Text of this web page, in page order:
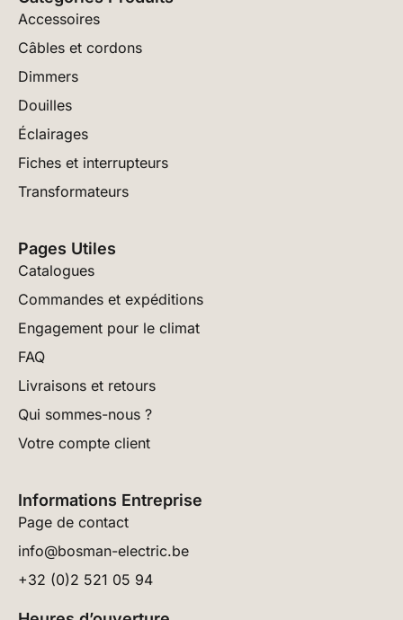
Accessoires
Câbles et cordons
Dimmers
Douilles
Éclairages
Fiches et interrupteurs
Transformateurs
Pages Utiles
Catalogues
Commandes et expéditions
Engagement pour le climat
FAQ
Livraisons et retours
Qui sommes-nous ?
Votre compte client
Informations Entreprise
Page de contact
info@bosman-electric.be
+32 (0)2 521 05 94